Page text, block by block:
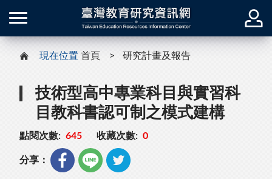
現在位置 首頁 研究計畫及報告
技術型高中專業科目與實習科
目教科書認可制之模式建構
點閱次數: 645 收藏次數: 0
分享：